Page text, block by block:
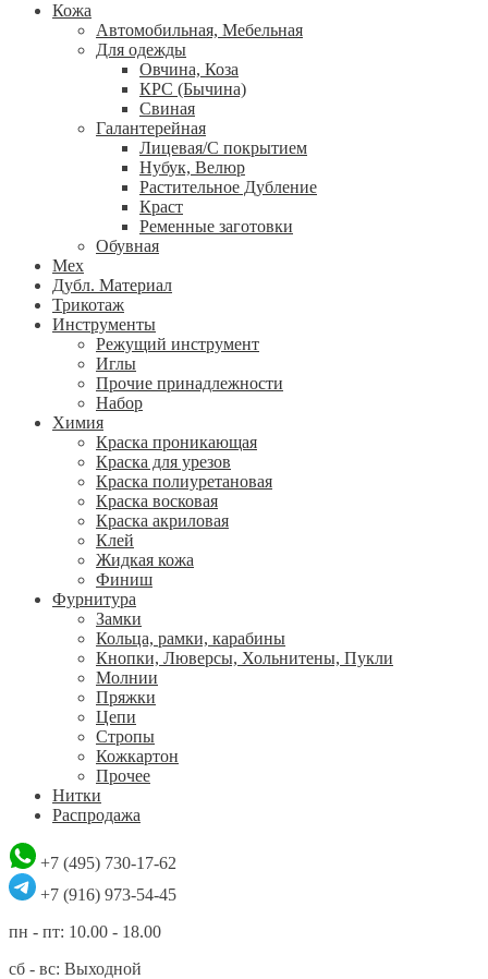
Кожа
Автомобильная, Мебельная
Для одежды
Овчина, Коза
КРС (Бычина)
Свиная
Галантерейная
Лицевая/С покрытием
Нубук, Велюр
Растительное Дубление
Краст
Ременные заготовки
Обувная
Мех
Дубл. Материал
Трикотаж
Инструменты
Режущий инструмент
Иглы
Прочие принадлежности
Набор
Химия
Краска проникающая
Краска для урезов
Краска полиуретановая
Краска восковая
Краска акриловая
Клей
Жидкая кожа
Финиш
Фурнитура
Замки
Кольца, рамки, карабины
Кнопки, Люверсы, Хольнитены, Пукли
Молнии
Пряжки
Цепи
Стропы
Кожкартон
Прочее
Нитки
Распродажа
+7 (495) 730-17-62
+7 (916) 973-54-45
пн - пт: 10.00 - 18.00
сб - вс: Выходной